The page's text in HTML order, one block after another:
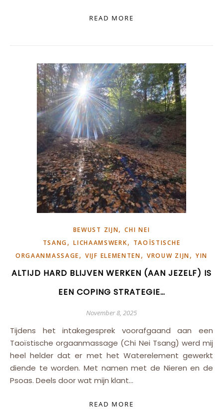
READ MORE
BEWUST ZIJN,CHI NEI
TSANG,LICHAAMSWERK, TAOÏSTISCHE
ORGAANMASSAGE,VIJF ELEMENTEN, VROUW ZIJN, YIN
ALTIJD HARD BLIJVEN WERKEN (AAN JEZELF) IS
EEN COPING STRATEGIE…
November 8, 2025
Tijdens het intakegesprek voorafgaand aan een
Taoïstische orgaanmassage (Chi Nei Tsang) werd mij
heel helder dat er met het Waterelement gewerkt
diende te worden. Met namen met de Nieren en de
Psoas. Deels door wat mijn klant…
READ MORE